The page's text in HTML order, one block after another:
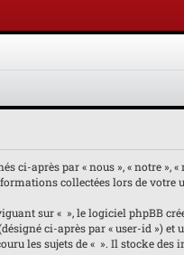
après par « nous », « notre »,
collectées lors de
sur « », le logiciel phpBB
ci-après par « user-id »)
les sujets de « ». Il stocke